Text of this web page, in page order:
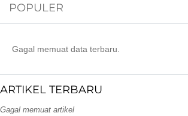
POPULER
Gagal memuat data terbaru.
ARTIKEL TERBARU
Gagal memuat artikel